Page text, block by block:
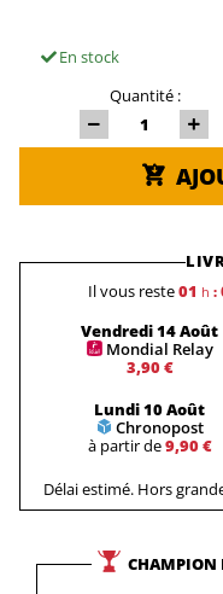
En stock
Quantité :
Il vous reste01 h :
Vendredi 14 Août
Mondial Relay
3,90 €
Lundi 10 Août
Chronopost
à partir de9,90 €
Délai estimé. Hors
CHAMPION